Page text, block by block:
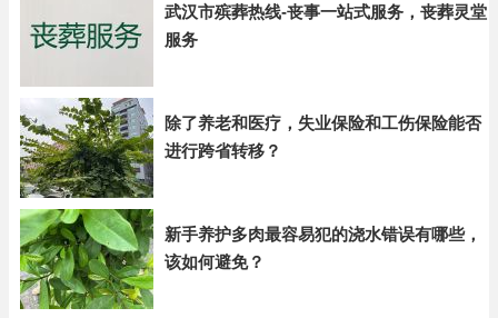
武汉市殡葬热线-丧事一站式服务，丧葬灵堂
服务
除了养老和医疗，失业保险和工伤保险能否
进行跨省转移？
新手养护多肉最容易犯的浇水错误有哪些，
该如何避免？